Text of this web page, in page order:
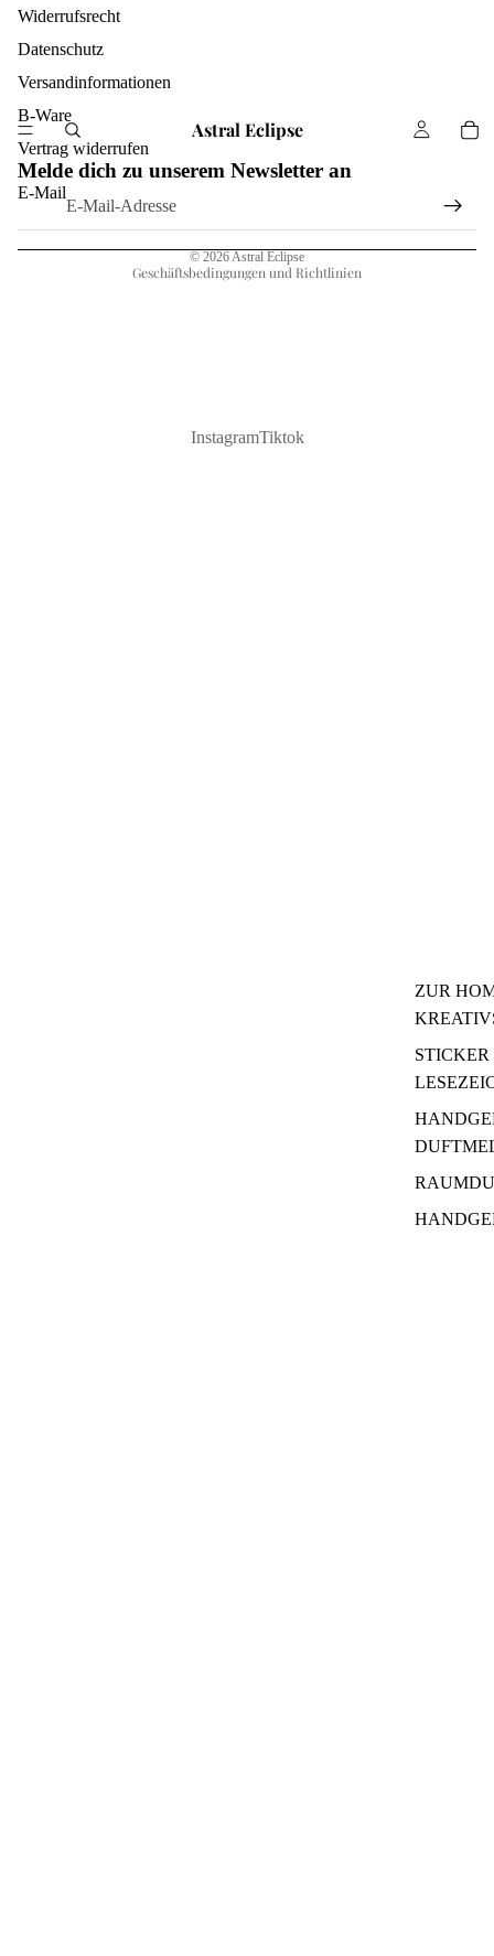
ZUR
Astral Eclipse
Widerrufsrecht
Datenschutz
Versandinformationen
B-Ware
Vertrag widerrufen
Melde dich zu unserem Newsletter an
E-Mail
© 2026 Astral Eclipse
Geschäftsbedingungen und Richtlinien
Widerrufsrecht
Datenschutzerklärung
AGB
Impressum
InstagramTiktok